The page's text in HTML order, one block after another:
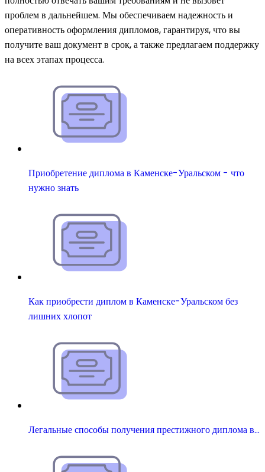
проблем в дальнейшем. Мы обеспечиваем надежность и
оперативность оформления дипломов, гарантируя, что вы
получите ваш документ в срок, а также предлагаем поддержку
на всех этапах процесса.
Приобретение диплома в Каменске-Уральском - что
нужно знать
Как приобрести диплом в Каменске-Уральском без
лишних хлопот
Легальные способы получения престижного диплома в…